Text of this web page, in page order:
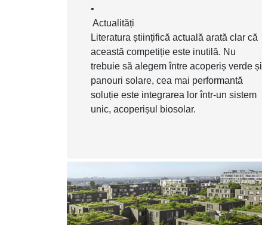
•
Actualități
Literatura științifică actuală arată clar că
această competiție este inutilă. Nu
trebuie să alegem între acoperiș verde și
panouri solare, cea mai performantă
soluție este integrarea lor într-un sistem
unic, acoperișul biosolar.